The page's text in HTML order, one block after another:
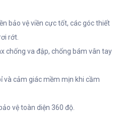
bảo vệ viền cực tốt, các góc thiết
rớt.
chống va đập, chống bám vân tay
và cảm giác mềm mịn khi cầm
vệ toàn diện 360 độ.